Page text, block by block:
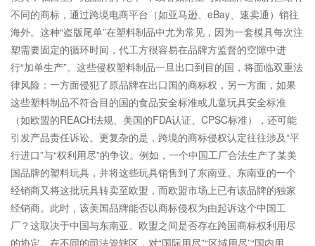
不同的商标，通过跨境电商平台（如亚马逊、eBay、速卖通）销往
海外。这种“盗版尾单”在塑料制品中尤为常见，因为一套模具每次注
塑需要固定的循环时间，代工方很容易在品牌方监督的空隙中进
行“加单生产”。这些侵权塑料制品一旦出口到目的国，将面临双重法
律风险：一方面侵犯了原品牌在出口国的商标权，另一方面，如果
这些塑料制品不符合目的国的食品安全标准或儿童玩具安全标准
（如欧盟的REACH法规、美国的FDA认证、CPSC标准），还可能
引发产品责任诉讼。更复杂的是，跨境的商标侵权认定往往涉及“平
行进口”与“权利用尽”的争议。例如，一个中国工厂合法生产了某美
国品牌的塑料玩具，并将这些玩具销售到了东南亚。东南亚的一个
经销商又将这批玩具转卖至欧盟，而欧盟市场上已有该品牌的独家
经销商。此时，该美国品牌能否以商标侵权为由起诉这个中国工
厂？这取决于中国与东南亚、欧盟之间是否存在跨国商标权利用尽
的协定。在不同的司法管辖区，对“国际用尽”“区域用尽”“国内用